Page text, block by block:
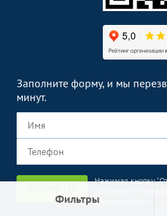
Фильтры
Заполните форму, и мы
минут.
Нажимая кнопку
указанным
ознакомление с
Политикой в